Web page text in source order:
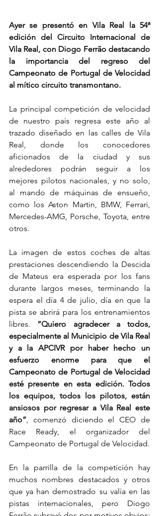
Ayer se presentó en Vila Real la 54ª
edición del Circuito Internacional de
Vila Real, con Diogo Ferrão destacando
la importancia del regreso del
Campeonato de Portugal de Velocidad
al mítico circuito transmontano.
La principal competición de velocidad
de nuestro país regresa este año al
trazado diseñado en las calles de Vila
Real, donde los conocedores
aficionados de la ciudad y sus
alrededores podrán seguir a los
mejores pilotos nacionales, y no solo,
al mando de máquinas de ensueño,
como los Aston Martin, BMW, Ferrari,
Mercedes-AMG, Porsche, Toyota, entre
otros.
La imagen de estos coches de altas
prestaciones descendiendo la Descida
de Mateus era esperada por los fans
durante largos meses, terminando la
espera el día 4 de julio, día en que la
pista se abrirá para los entrenamientos
libres. “Quiero agradecer a todos,
especialmente al Municipio de Vila Real
y a la APCIVR por haber hecho un
esfuerzo enorme para que el
Campeonato de Portugal de Velocidad
esté presente en esta edición. Todos
los equipos, todos los pilotos, están
ansiosos por regresar a Vila Real este
año”, comenzó diciendo el CEO de
Race Ready, el organizador del
Campeonato de Portugal de Velocidad.
En la parrilla de la competición hay
muchos nombres destacados y otros
que ya han demostrado su valía en las
pistas internacionales, pero Diogo